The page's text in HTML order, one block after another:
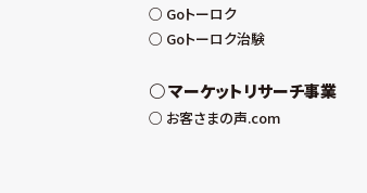
Goトーロク
Goトーロク治験
マーケットリサーチ事業
お客さまの声.com